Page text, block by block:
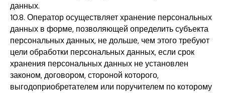
данных.
10.8. Оператор осуществляет хранение персональных
данных в форме, позволяющей определить субъекта
персональных данных, не дольше, чем этого требуют
цели обработки персональных данных, если срок
хранения персональных данных не установлен
законом, договором, стороной которого,
выгодоприобретателем или поручителем по которому